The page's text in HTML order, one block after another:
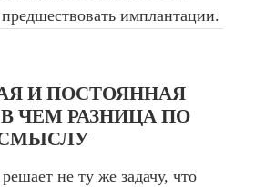
имплантации.
И ПОСТОЯННАЯ
ЧЕМ РАЗНИЦА ПО
не ту же задачу, что